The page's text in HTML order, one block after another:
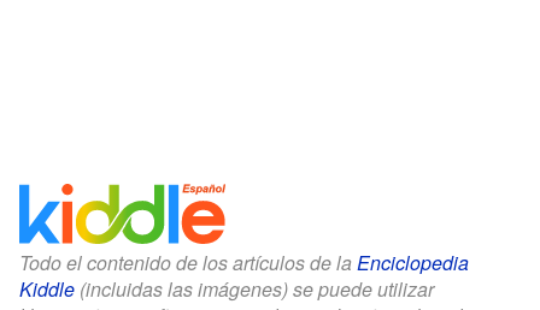
Todo el contenido de los artículos de la Enciclopedia
Kiddle (incluidas las imágenes) se puede utilizar